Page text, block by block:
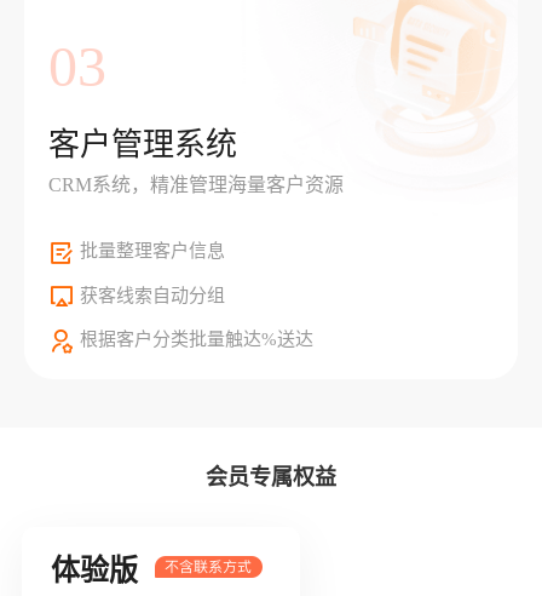
03
客户管理系统
CRM系统，精准管理海量客户资源
批量整理客户信息
获客线索自动分组
根据客户分类批量触达%送达
会员专属权益
体验版